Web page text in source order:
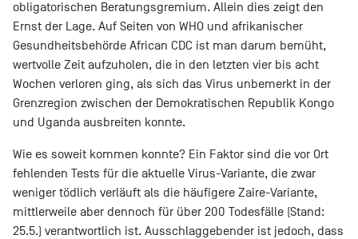
obligatorischen Beratungsgremium. Allein dies zeigt den
Ernst der Lage. Auf Seiten von WHO und afrikanischer
Gesundheitsbehörde African CDC ist man darum bemüht,
wertvolle Zeit aufzuholen, die in den letzten vier bis acht
Wochen verloren ging, als sich das Virus unbemerkt in der
Grenzregion zwischen der Demokratischen Republik Kongo
und Uganda ausbreiten konnte.
Wie es soweit kommen konnte? Ein Faktor sind die vor Ort
fehlenden Tests für die aktuelle Virus-Variante, die zwar
weniger tödlich verläuft als die häufigere Zaire-Variante,
mittlerweile aber dennoch für über 200 Todesfälle (Stand:
25.5.) verantwortlich ist. Ausschlaggebender ist jedoch, dass